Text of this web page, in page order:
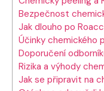
Bezpečnost
Jak dlouho po
Účinky chemického
Doporučení
Rizika a výhody
Jak se připravit na